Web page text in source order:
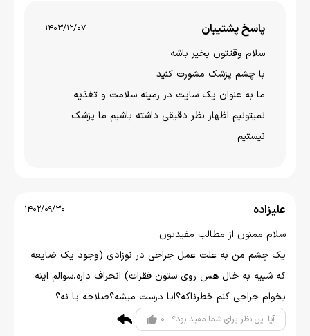
پاسخ پشتیبان 1403/12/07
سلام وقتتون بخير باشه
با چشم پزشک مشورت کنید
ما به عنوان یک سایت در زمینه سلامت و تغذیه
نمیتونیم اظهار نظر دقیقی داشته باشیم ما پزشک
نیستیم
علیزاده 1402/09/30
سلام ممنون از مطالب مفیدتون
یک چشم من به علت عمل جراحی در نوزادی‌ (وجود یک ضایعه
که شبیه به خال هس روی ستون فقرات) انحراف داره،سوالم اینه
بخوام جراحی کنم خطرناکه؟ایا درست میشه؟صلاحه یا نه؟
آیا این نظر برای شما مفید بود؟ 0